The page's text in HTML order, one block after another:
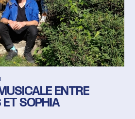
ENTRE
ET SOPHIA